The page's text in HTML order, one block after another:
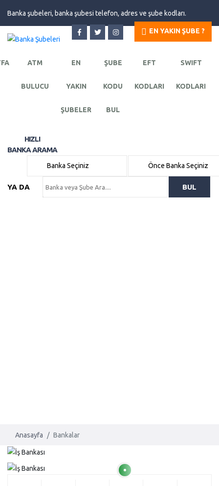
Banka şubeleri, banka şubesi telefon, adres ve şube kodları.
EN YAKIN ŞUBE ?
ATM
BULUCU
EN
YAKIN
ŞUBELER
ŞUBE
KODU
BUL
EFT
KODLARI
SWIFT
KODLARI
HIZLI
BANKA ARAMA
YA DA
Anasayfa Bankalar